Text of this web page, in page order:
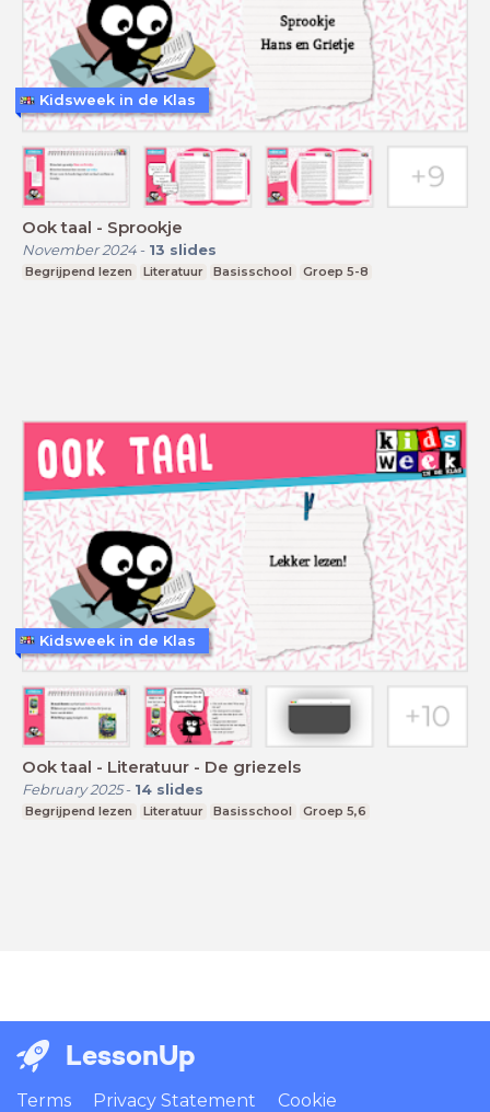
Ook taal - Sprookje
November 2024- 13 slides
Begrijpend lezen Literatuur Basisschool Groep 5-8
Kidsweek in de Klas
Ook taal - Literatuur - De griezels
February 2025- 14 slides
Begrijpend lezen Literatuur Basisschool Groep 5,6
Kidsweek in de Klas
LessonUp
Terms Privacy Statement
Cookie